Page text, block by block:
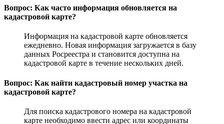
Вопрос: Как часто информация обновляется на
кадастровой карте?
Информация на кадастровой карте обновляется
ежедневно. Новая информация загружается в базу
данных Росреестра и становится доступна на
кадастровой карте в течение нескольких дней.
Вопрос: Как найти кадастровый номер участка на
кадастровой карте?
Для поиска кадастрового номера на кадастровой
карте необходимо ввести адрес или координаты